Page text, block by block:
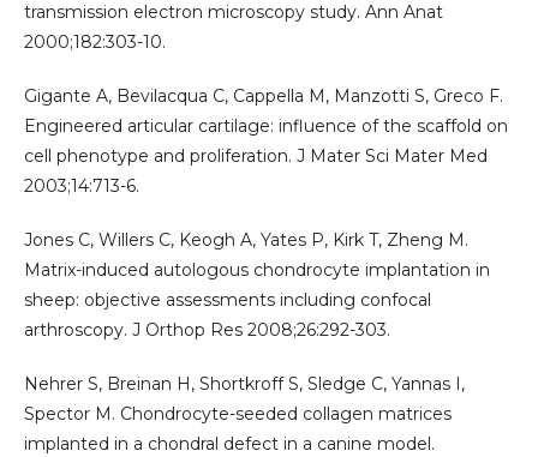
transmission electron microscopy study. Ann Anat
2000;182:303-10.
Gigante A, Bevilacqua C, Cappella M, Manzotti S, Greco F.
Engineered articular cartilage: influence of the scaffold on
cell phenotype and proliferation. J Mater Sci Mater Med
2003;14:713-6.
Jones C, Willers C, Keogh A, Yates P, Kirk T, Zheng M.
Matrix-induced autologous chondrocyte implantation in
sheep: objective assessments including confocal
arthroscopy. J Orthop Res 2008;26:292-303.
Nehrer S, Breinan H, Shortkroff S, Sledge C, Yannas I,
Spector M. Chondrocyte-seeded collagen matrices
implanted in a chondral defect in a canine model.